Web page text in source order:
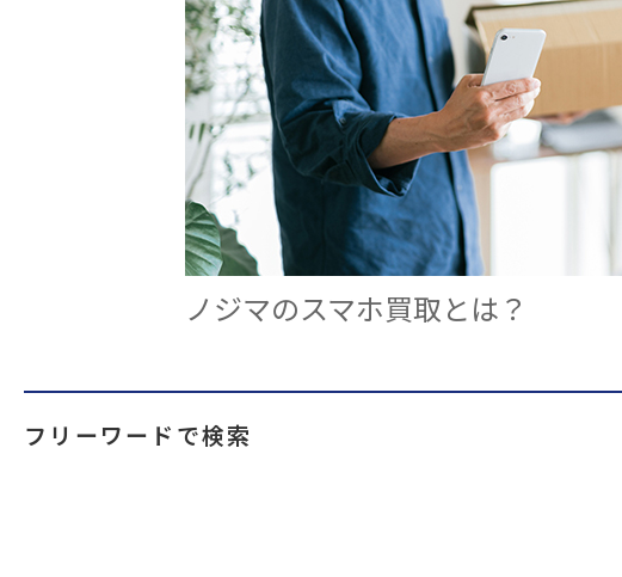
ノジマのスマホ買取とは？
フリーワードで検索